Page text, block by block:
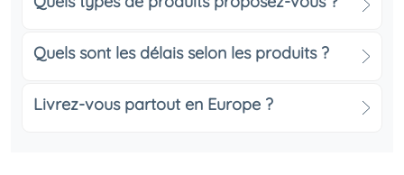
portée au quotidien par ceux qui l’ont reçue.
parfaite
Quels sont les délais selon les produits ?
Livrez-vous partout en Europe ?